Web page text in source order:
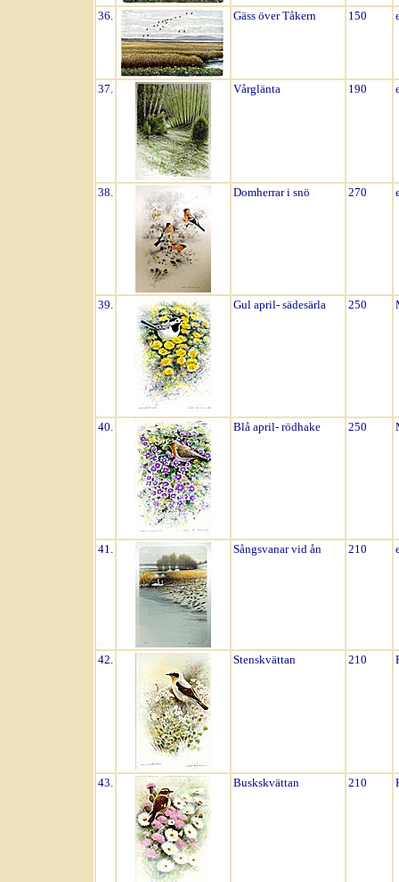
36. Gäss över Tåkern 150
37. Vårglänta 190
38. Domherrar i snö 270
39. Gul april- sädesärla 250
40. Blå april- rödhake 250
41. Sångsvanar vid ån 210
42. Stenskvättan 210
43. Buskskvättan 210